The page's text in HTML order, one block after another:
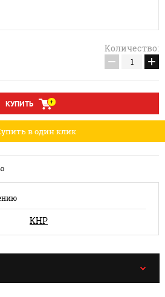
Количество:
− +
КУПИТЬ
в один клик
КНР